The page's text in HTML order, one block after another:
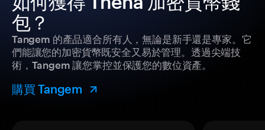
包？
Tangem 的產品適合所有人，無論是新手還是專家。它
們能讓您的加密貨幣既安全又易於管理。透過尖端技
術，Tangem 讓您掌控並保護您的數位資產。
購買 Tangem